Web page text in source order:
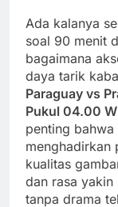
Ada kalanya
soal 90 menit
bagaimana
daya tarik
Paraguay vs
Pukul 04.00
penting
menghadirkan
kualitas
dan rasa
tanpa drama